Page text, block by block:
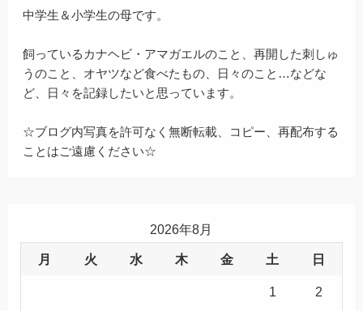
中学生＆小学生の母です。
飼っているカナヘビ・アマガエルのこと、再開した刺しゅ
うのこと、オヤツなど食べたもの、日々のこと…などな
ど、日々を記録したいと思っています。
☆ブログ内写真を許可なく無断転載、コピー、再配布する
ことはご遠慮ください☆
2026年8月
月 火 水 木 金 土 日
1 2